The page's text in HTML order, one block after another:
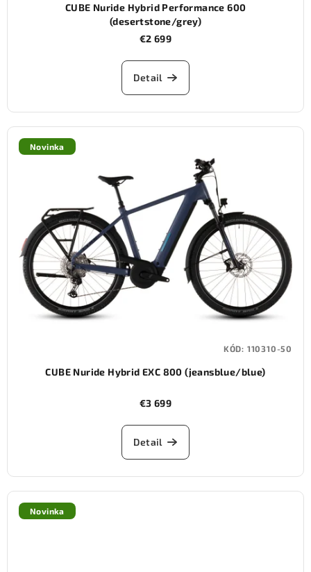
CUBE Nuride Hybrid Performance 600
(desertstone/grey)
€2 699
Detail
Novinka
CUBE Nuride Hybrid EXC 800 (jeansblue/blue)
€3 699
Detail
KÓD: 110310-50
Novinka